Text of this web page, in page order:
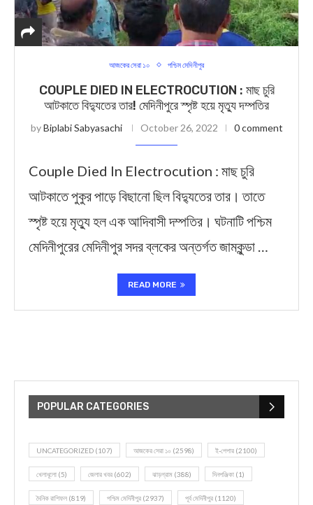
আজকের সেরা ১০ পশ্চিম মেদিনীপুর
COUPLE DIED IN ELECTROCUTION : মাছ চুরি
আটকাতে বিদ্যুতের তার! মেদিনীপুরে স্পৃষ্ট হয়ে মৃত্যু দম্পতির
byBiplabi Sabyasachi October 26, 2022 0 comment
Couple Died In Electrocution : মাছ চুরি
আটকাতে পুকুর পাড়ে বিছানো ছিল বিদ্যুতের তার। তাতে
স্পৃষ্ট হয়ে মৃত্যু হল এক আদিবাসী দম্পতির। ঘটনাটি পশ্চিম
মেদিনীপুরের মেদিনীপুর সদর ব্লকের অন্তর্গত জামকুন্ডা …
READ MORE
POPULAR CATEGORIES
UNCATEGORIZED (107) আজকের সেরা ১০ (2598) ই-পেপার (2100)
খেলাধূলো (5) জেলার খবর (602) ঝাড়গ্রাম (388) দিনপঞ্জিকা (1)
দৈনিক রাশিফল (819) পশ্চিম মেদিনীপুর (2937) পূর্ব মেদিনীপুর (1120)